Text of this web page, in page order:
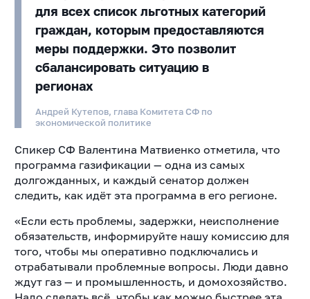
для всех список льготных категорий
граждан, которым предоставляются
меры поддержки. Это позволит
сбалансировать ситуацию в
регионах
Андрей Кутепов, глава Комитета СФ по
экономической политике
Спикер СФ Валентина Матвиенко отметила, что
программа газификации — одна из самых
долгожданных, и каждый сенатор должен
следить, как идёт эта программа в его регионе.
«Если есть проблемы, задержки, неисполнение
обязательств, информируйте нашу комиссию для
того, чтобы мы оперативно подключались и
отрабатывали проблемные вопросы. Люди давно
ждут газ — и промышленность, и домохозяйство.